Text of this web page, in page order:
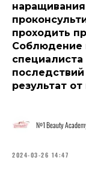
проходить
Соблюдение
результат
№1 Beauty
2024-03-26 14:47